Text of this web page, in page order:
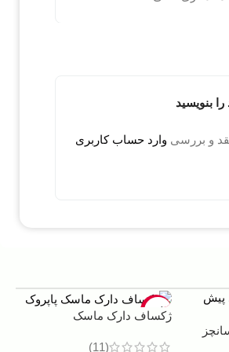
بنویسید
و بررسی وارد حساب کاربری
-22%
ژکساف دارک ماسک
(11)